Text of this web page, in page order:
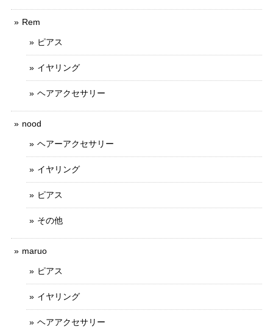
Rem
ピアス
イヤリング
ヘアアクセサリー
nood
ヘアーアクセサリー
イヤリング
ピアス
その他
maruo
ピアス
イヤリング
ヘアアクセサリー